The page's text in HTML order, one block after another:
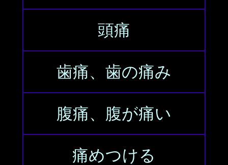
頭痛
歯痛、歯の痛み
腹痛、腹が痛い
痛めつける